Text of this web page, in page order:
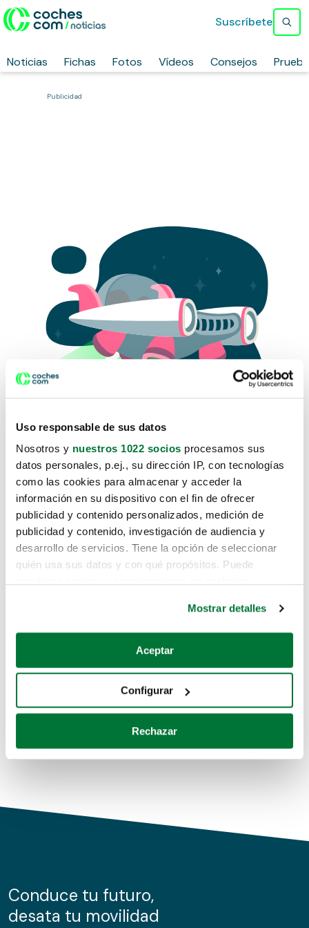
Uso responsable de sus datos
Nosotros y nuestros 1022 socios procesamos sus
datos personales, p.ej., su dirección IP, con tecnologías
como las cookies para almacenar y acceder la
información en su dispositivo con el fin de ofrecer
publicidad y contenido personalizados, medición de
publicidad y contenido, investigación de audiencia y
desarrollo de servicios. Tiene la opción de seleccionar
quién usa sus datos y con qué propósitos. Puede
Si lo permite, también quisiéramos:
Recopilar información sobre su ubicación geográfica
Identificar su dispositivo analizándolo activamente
para buscar características específicas (huellas
Obtenga más información sobre cómo se procesan sus
de cookies.
información sobre el uso que haga del sitio web con
nuestros partners de redes sociales, publicidad y análisis
Mostrar detalles
Aceptar
Configurar
Rechazar
Noticias Fichas Fotos Vídeos Consejos
Suscríbete
Publicidad
Lo sentimos, no sabemos como
te hemos traido hasta aquí.
Pero puedes encontrar el coche que estás
buscando en alguno de estos enlaces:
Coches de segunda mano
Coches de km0
Conduce tu futuro,
desata tu movilidad